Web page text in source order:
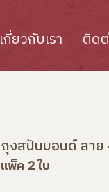
เกี่ยวกับเรา ติด
ถุงสปันบอนด์ ลาย
แพ็ค 2 ใบ